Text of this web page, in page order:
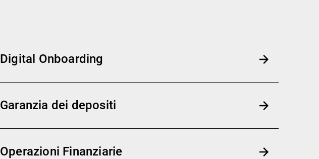
Digital Onboarding
Garanzia dei depositi
Operazioni Finanziarie